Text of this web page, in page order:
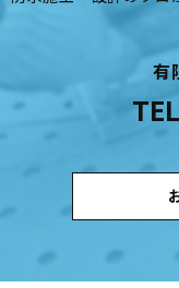
有
TEL